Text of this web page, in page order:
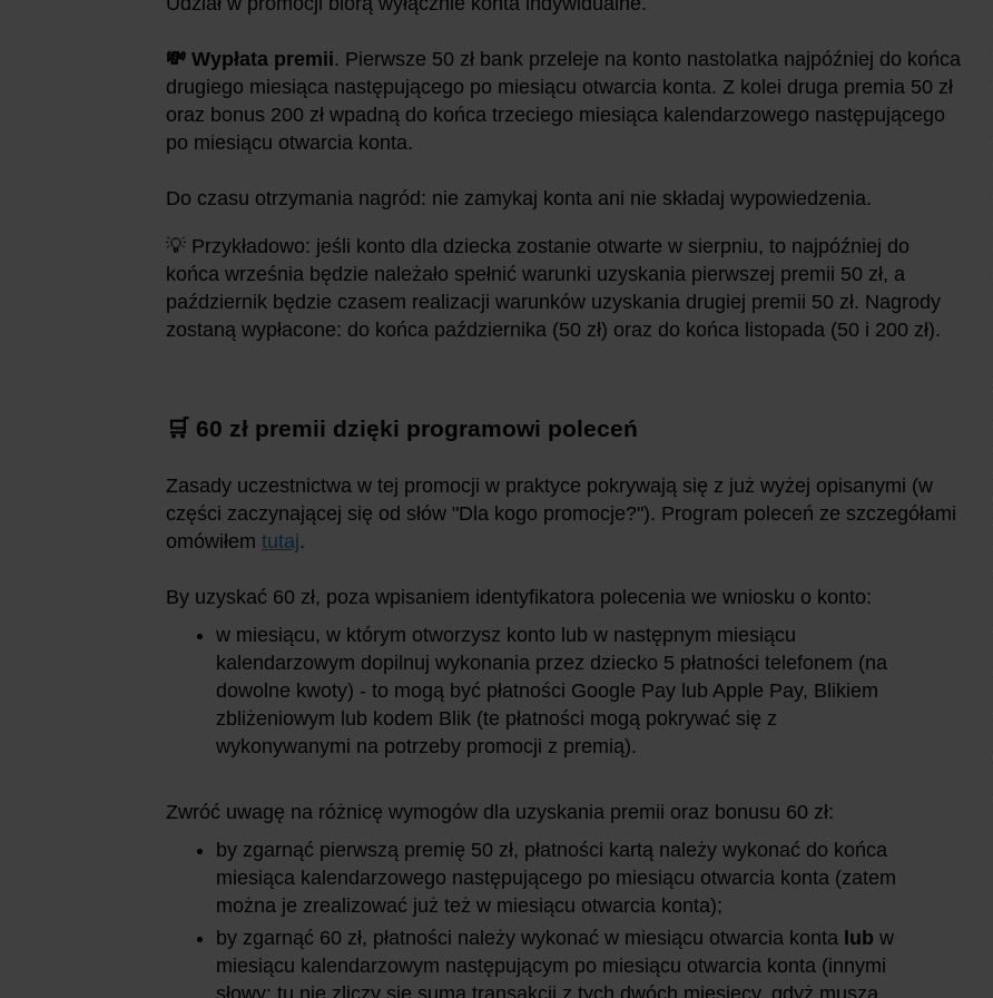
💸 Wypłata premii. Pierwsze 50 zł bank przeleje na konto nastolatka najpóźniej do końca
drugiego miesiąca następującego po miesiącu otwarcia konta. Z kolei druga premia 50 zł
oraz bonus 200 zł wpadną do końca trzeciego miesiąca kalendarzowego następującego
po miesiącu otwarcia konta.
Do czasu otrzymania nagród: nie zamykaj konta ani nie składaj wypowiedzenia.
💡 Przykładowo: jeśli konto dla dziecka zostanie otwarte w sierpniu, to najpóźniej do
końca września będzie należało spełnić warunki uzyskania pierwszej premii 50 zł, a
październik będzie czasem realizacji warunków uzyskania drugiej premii 50 zł. Nagrody
zostaną wypłacone: do końca października (50 zł) oraz do końca listopada (50 i 200 zł).
🛒 60 zł premii dzięki programowi poleceń
Zasady uczestnictwa w tej promocji w praktyce pokrywają się z już wyżej opisanymi (w
części zaczynającej się od słów "Dla kogo promocje?"). Program poleceń ze szczegółami
omówiłem tutaj.
By uzyskać 60 zł, poza wpisaniem identyfikatora polecenia we wniosku o konto:
w miesiącu, w którym otworzysz konto lub w następnym miesiącu
kalendarzowym dopilnuj wykonania przez dziecko 5 płatności telefonem (na
dowolne kwoty) - to mogą być płatności Google Pay lub Apple Pay, Blikiem
zbliżeniowym lub kodem Blik (te płatności mogą pokrywać się z
wykonywanymi na potrzeby promocji z premią).
Zwróć uwagę na różnicę wymogów dla uzyskania premii oraz bonusu 60 zł:
by zgarnąć pierwszą premię 50 zł, płatności kartą należy wykonać do końca
miesiąca kalendarzowego następującego po miesiącu otwarcia konta (zatem
można je zrealizować już też w miesiącu otwarcia konta);
by zgarnąć 60 zł, płatności należy wykonać w miesiącu otwarcia konta lub w
miesiącu kalendarzowym następującym po miesiącu otwarcia konta (innymi
słowy: tu nie zliczy się suma transakcji z tych dwóch miesięcy, gdyż muszą